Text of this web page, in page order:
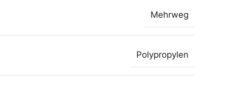
Mehrweg
Polypropylen